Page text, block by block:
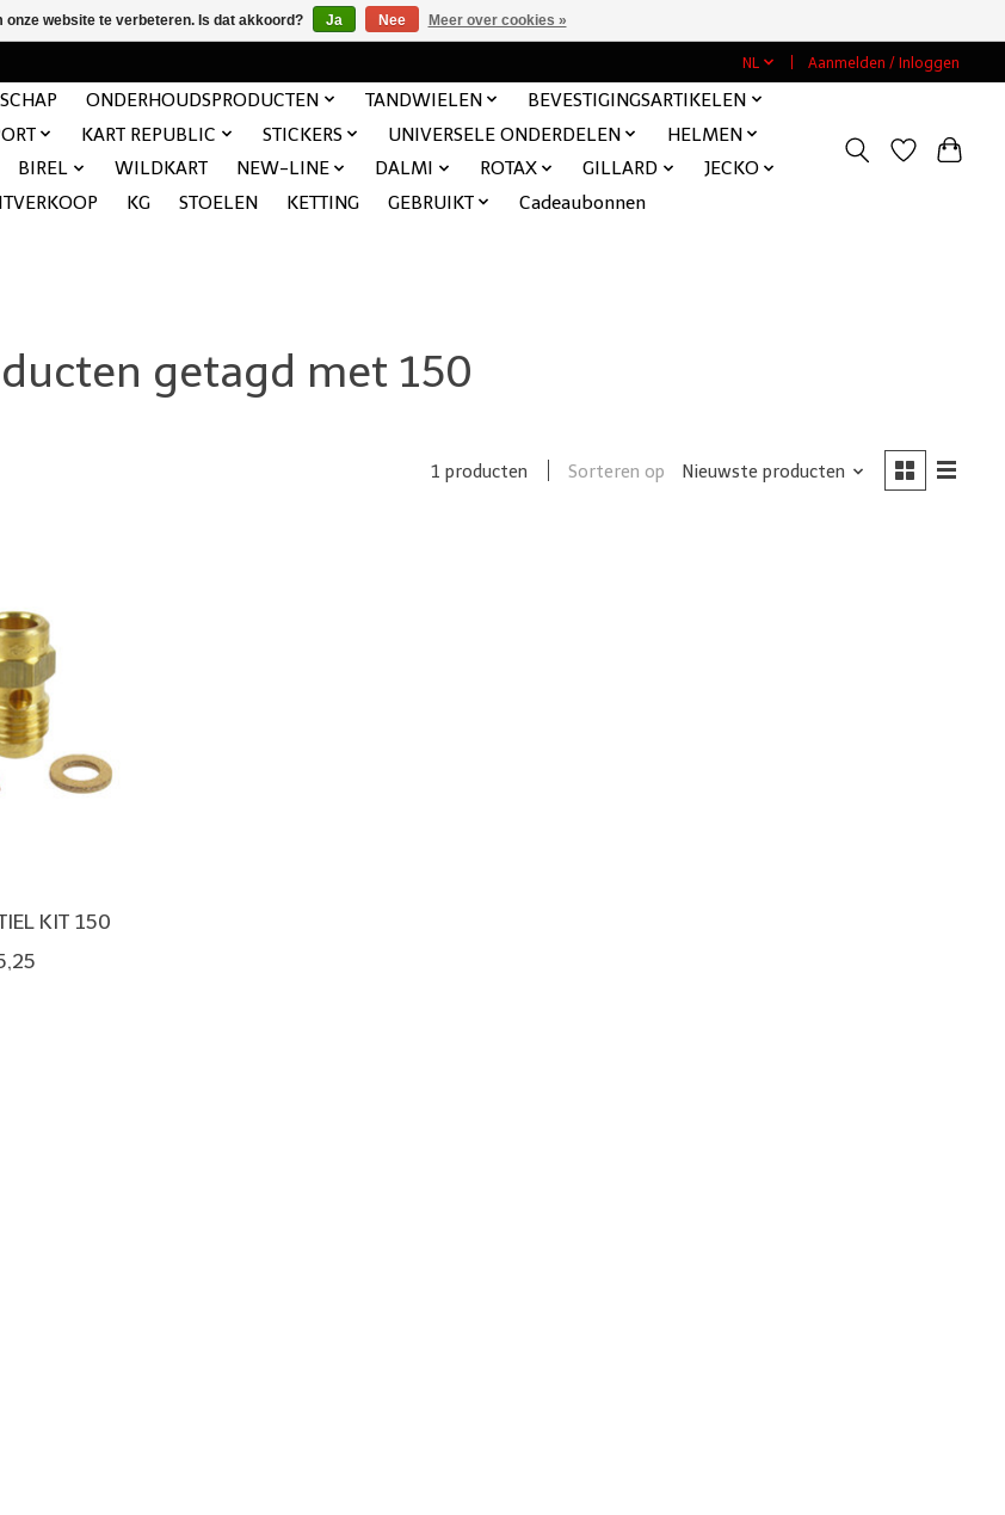
NL Aanmelden / Inloggen
ONDERHOUDSPRODUCTEN TANDWIELEN
BEVESTIGINGSARTIKELEN
KART REPUBLIC STICKERS UNIVERSELE ONDERDELEN
HELMEN
BIREL WILDKART NEW-LINE DALMI ROTAX GILLARD
JECKO
KG STOELEN KETTING GEBRUIKT Cadeaubonnen
getagd met 150
1 producten Sorteren op Nieuwste producten
KIT 150
onze website te verbeteren. Is dat akkoord? Ja Nee Meer over cookies »